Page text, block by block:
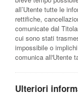
all’Utente tutte le
rettifiche,
comunicate dal
cui sono stati
impossibile o
comunica all'Utente
Ulteriori